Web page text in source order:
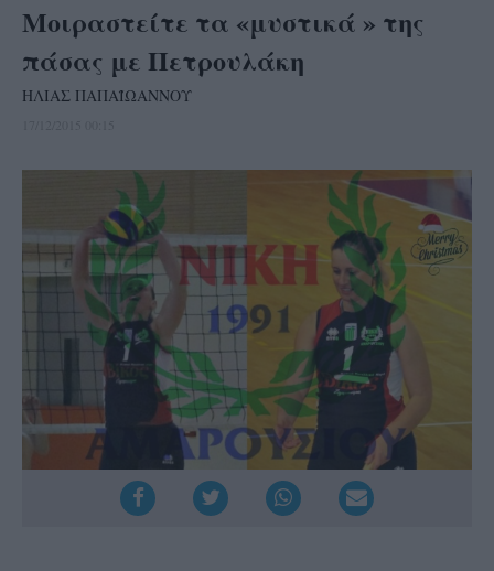
Μοιραστείτε τα «μυστικά » της
πάσας με Πετρουλάκη
ΗΛΙΑΣ ΠΑΠΑΪΩΑΝΝΟΥ